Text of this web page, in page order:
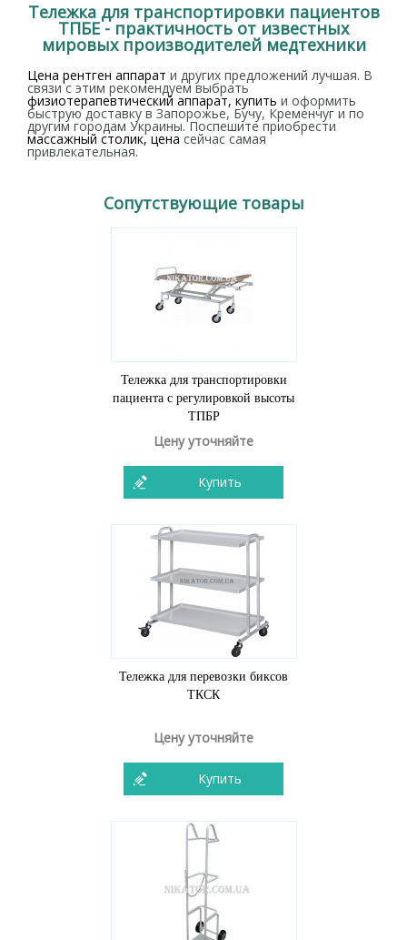
Тележка для транспортировки пациентов
ТПБЕ - практичность от известных
мировых производителей медтехники
Цена рентген аппарат и других предложений лучшая. В
связи с этим рекомендуем выбрать
физиотерапевтический аппарат, купить и оформить
быструю доставку в Запорожье, Бучу, Кременчуг и по
другим городам Украины. Поспешите приобрести
массажный столик, цена сейчас самая
привлекательная.
Сопутствующие товары
Тележка для транспортировки
пациента с регулировкой высоты
ТПБР
Цену уточняйте
Купить
Тележка для перевозки биксов
ТКСК
Цену уточняйте
Купить